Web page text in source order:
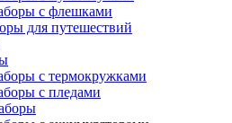
с флешками
для путешествий
с термокружками
с пледами